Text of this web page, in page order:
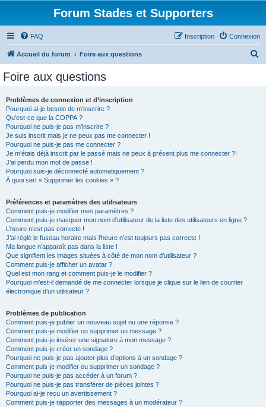
Forum Stades et Supporters
FAQ Connexion
Inscription
Accueil du forum Foire aux questions
Foire aux questions
Problèmes de connexion et d’inscription
Pourquoi ai-je besoin de m’inscrire ?
Qu’est-ce que la COPPA ?
Pourquoi ne puis-je pas m’inscrire ?
Je suis inscrit mais je ne peux pas me connecter !
Pourquoi ne puis-je pas me connecter ?
Je m’étais déjà inscrit par le passé mais ne peux à présent plus me connecter ?!
J’ai perdu mon mot de passe !
Pourquoi suis-je déconnecté automatiquement ?
À quoi sert « Supprimer les cookies » ?
Préférences et paramètres des utilisateurs
Comment puis-je modifier mes paramètres ?
Comment puis-je masquer mon nom d’utilisateur de la liste des utilisateurs en ligne ?
L’heure n’est pas correcte !
J’ai réglé le fuseau horaire mais l’heure n’est toujours pas correcte !
Ma langue n’apparaît pas dans la liste !
Que signifient les images situées à côté de mon nom d’utilisateur ?
Comment puis-je afficher un avatar ?
Quel est mon rang et comment puis-je le modifier ?
Pourquoi m’est-il demandé de me connecter lorsque je clique sur le lien de courrier
électronique d’un utilisateur ?
Problèmes de publication
Comment puis-je publier un nouveau sujet ou une réponse ?
Comment puis-je modifier ou supprimer un message ?
Comment puis-je insérer une signature à mon message ?
Comment puis-je créer un sondage ?
Pourquoi ne puis-je pas ajouter plus d’options à un sondage ?
Comment puis-je modifier ou supprimer un sondage ?
Pourquoi ne puis-je pas accéder à un forum ?
Pourquoi ne puis-je pas transférer de pièces jointes ?
Pourquoi ai-je reçu un avertissement ?
Comment puis-je rapporter des messages à un modérateur ?